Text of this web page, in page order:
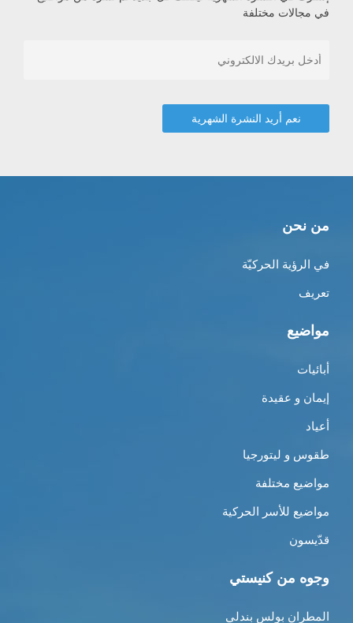
في مجالات مختلفة
من نحن
في الرؤية الحركيّة
تعريف
مواضيع
أبائيات
إيمان و عقيدة
أعياد
طقوس و ليتورجيا
مواضيع مختلفة
مواضيع للأسر الحركية
قدّيسون
وجوه من كنيستي
المطران بولس بندلي